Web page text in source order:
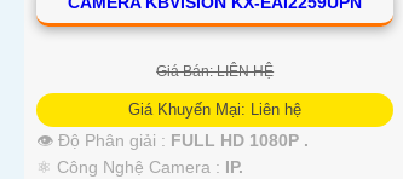
Giá Bán: LIÊN HỆ
Giá Khuyến Mại: Liên hệ
👁 Độ Phân giải : FULL HD 1080P .
⚛️ Công Nghệ Camera : IP.